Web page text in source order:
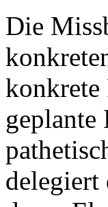
Die
konkrete
geplante
delegiert